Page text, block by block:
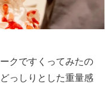
クですくってみたの
っしりとした重量感